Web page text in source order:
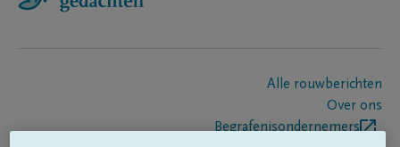
Alle rouwberichten
Over ons
Begrafenisondernemers